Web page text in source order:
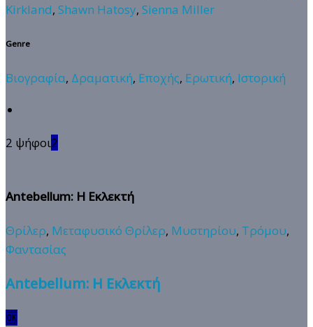
Kirkland, Shawn Hatosy, Sienna Miller
Genre
Βιογραφία, Δραματική, Εποχής, Ερωτική, Ιστορική
2 ψήφοι2
Antebellum: Η Εκλεκτή
Θρίλερ, Μεταφυσικό Θρίλερ, Μυστηρίου, Τρόμου,
Φαντασίας
Antebellum: Η Εκλεκτή
🆗